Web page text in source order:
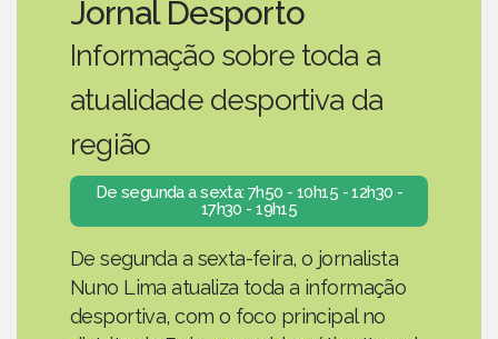
Jornal Desporto
Informação sobre toda a
atualidade desportiva da
região
De segunda a sexta: 7h50 - 10h15 - 12h30 -
17h30 - 19h15
De segunda a sexta-feira, o jornalista
Nuno Lima atualiza toda a informação
desportiva, com o foco principal no